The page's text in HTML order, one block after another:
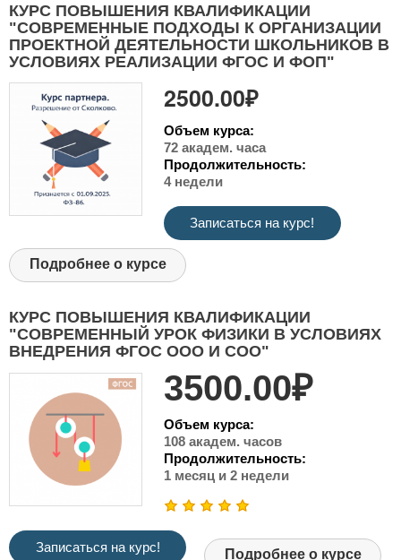
КУРС ПОВЫШЕНИЯ КВАЛИФИКАЦИИ
"СОВРЕМЕННЫЕ ПОДХОДЫ К ОРГАНИЗАЦИИ
ПРОЕКТНОЙ ДЕЯТЕЛЬНОСТИ ШКОЛЬНИКОВ В
УСЛОВИЯХ РЕАЛИЗАЦИИ ФГОС И ФОП"
2500.00₽
Объем курса:
72 академ. часа
Продолжительность:
4 недели
Записаться на курс!
Подробнее о курсе
КУРС ПОВЫШЕНИЯ КВАЛИФИКАЦИИ
"СОВРЕМЕННЫЙ УРОК ФИЗИКИ В УСЛОВИЯХ
ВНЕДРЕНИЯ ФГОС ООО И СОО"
3500.00₽
Объем курса:
108 академ. часов
Продолжительность:
1 месяц и 2 недели
Записаться на курс! Подробнее о курсе